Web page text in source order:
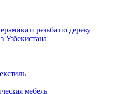
и резьба по дереву
Узбекистана
мебель